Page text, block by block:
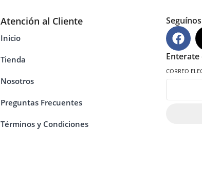
Atención al Cliente
Inicio
Tienda
Nosotros
Preguntas Frecuentes
Términos y Condiciones
Enterate
CORREO